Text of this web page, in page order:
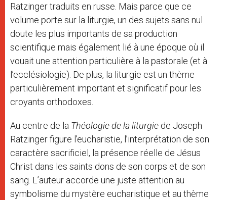
Ratzinger traduits en russe. Mais parce que ce
volume porte sur la liturgie, un des sujets sans nul
doute les plus importants de sa production
scientifique mais également lié à une époque où il
vouait une attention particulière à la pastorale (et à
l’ecclésiologie). De plus, la liturgie est un thème
particulièrement important et significatif pour les
croyants orthodoxes.
Au centre de la Théologie de la liturgie de Joseph
Ratzinger figure l’eucharistie, l’interprétation de son
caractère sacrificiel, la présence réelle de Jésus
Christ dans les saints dons de son corps et de son
sang. L’auteur accorde une juste attention au
symbolisme du mystère eucharistique et au thème